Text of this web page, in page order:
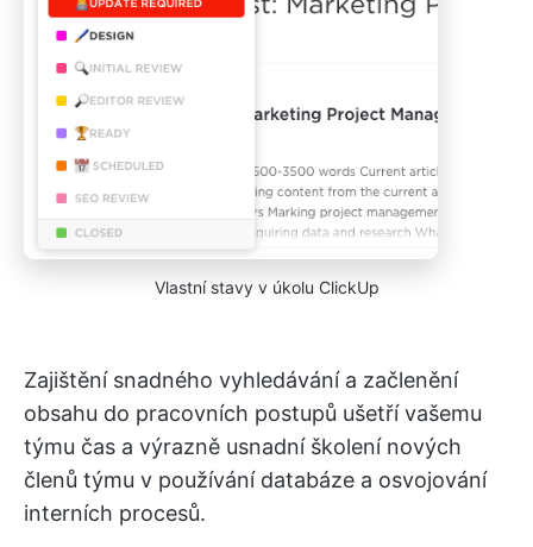
Vlastní stavy v úkolu ClickUp
Zajištění snadného vyhledávání a začlenění
obsahu do pracovních postupů ušetří vašemu
týmu čas a výrazně usnadní školení nových
členů týmu v používání databáze a osvojování
interních procesů.